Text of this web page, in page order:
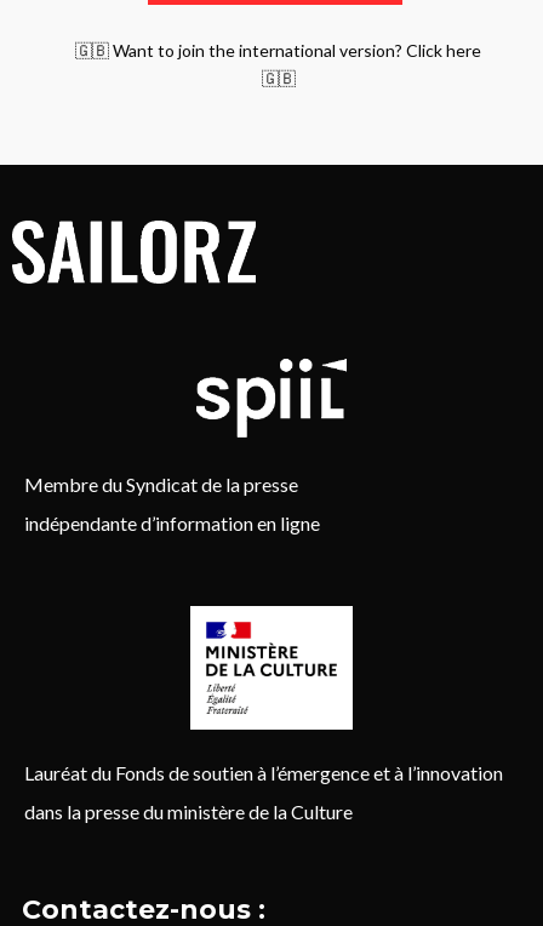
🇬🇧 Want to join the international version? Click here
🇬🇧
Membre du Syndicat de la presse
indépendante d’information en ligne
Lauréat du Fonds de soutien à l’émergence et à l’innovation
dans la presse du ministère de la Culture
Contactez-nous :